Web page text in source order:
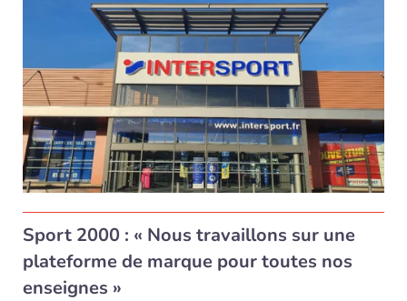
Sport 2000 : « Nous travaillons sur une
plateforme de marque pour toutes nos
enseignes »